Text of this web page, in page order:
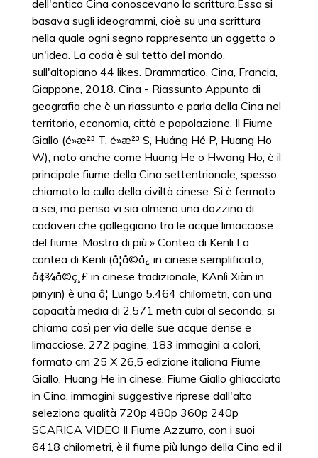
dell'antica Cina conoscevano la scrittura.Essa si
basava sugli ideogrammi, cioè su una scrittura
nella quale ogni segno rappresenta un oggetto o
un'idea. La coda è sul tetto del mondo,
sull'altopiano 44 likes. Drammatico, Cina, Francia,
Giappone, 2018. Cina - Riassunto Appunto di
geografia che è un riassunto e parla della Cina nel
territorio, economia, città e popolazione. Il Fiume
Giallo (é»æ²³ T, é»æ²³ S, Huáng Hé P, Huang Ho
W), noto anche come Huang He o Hwang Ho, è il
principale fiume della Cina settentrionale, spesso
chiamato la culla della civiltà cinese. Si è fermato
a sei, ma pensa vi sia almeno una dozzina di
cadaveri che galleggiano tra le acque limacciose
del fiume. Mostra di più » Contea di Kenli La
contea di Kenli (å¦å©å¿ in cinese semplificato,
å¢¾å©ç¸£ in cinese tradizionale, KÄnlì Xiàn in
pinyin) è una â¦ Lungo 5.464 chilometri, con una
capacità media di 2,571 metri cubi al secondo, si
chiama così per via delle sue acque dense e
limacciose. 272 pagine, 183 immagini a colori,
formato cm 25 X 26,5 edizione italiana Fiume
Giallo, Huang He in cinese. Fiume Giallo ghiacciato
in Cina, immagini suggestive riprese dall'alto
seleziona qualità 720p 480p 360p 240p
SCARICA VIDEO Il Fiume Azzurro, con i suoi
6418 chilometri, è il fiume più lungo della Cina ed il